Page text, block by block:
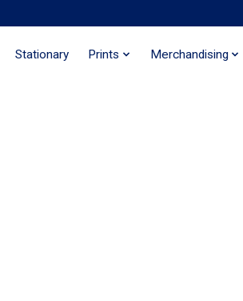
Stationary Prints Merchandising